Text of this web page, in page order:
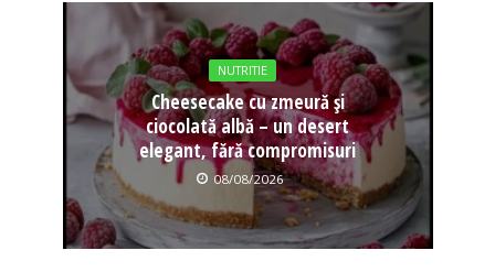
NUTRITIE
Cheesecake cu zmeură și
ciocolată albă – un desert
elegant, fără compromisuri
08/08/2026